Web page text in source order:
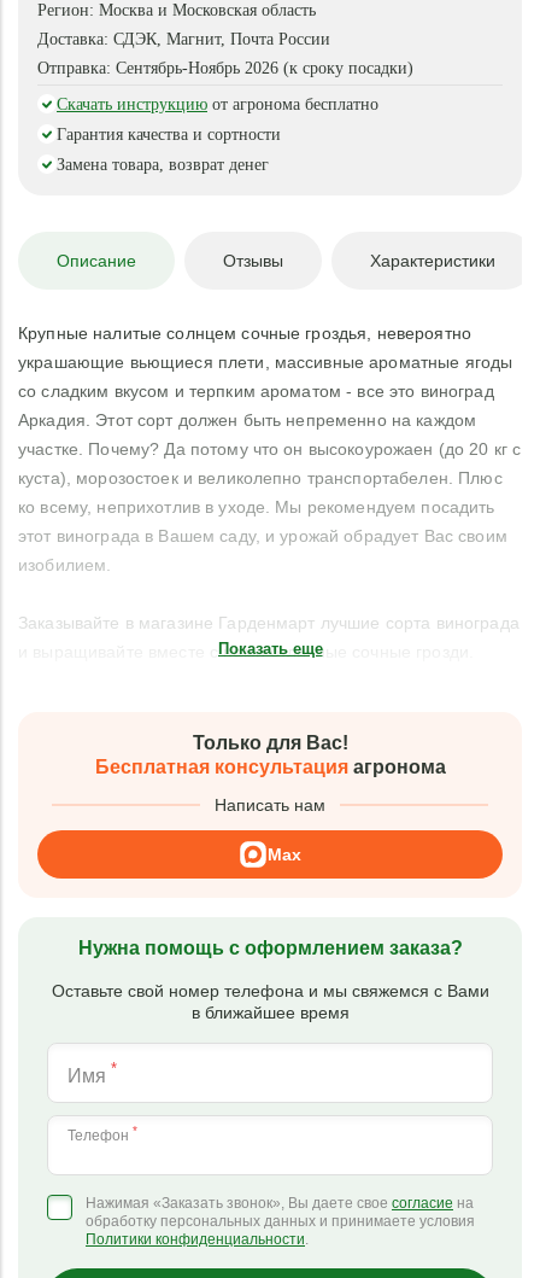
Регион: Москва и Московская область
Доставка: СДЭК, Магнит, Почта России
Отправка: Сентябрь-Ноябрь 2026 (к сроку посадки)
Скачать инструкцию от агронома бесплатно
Гарантия качества и сортности
Замена товара, возврат денег
Описание Отзывы Характеристики
Крупные налитые солнцем сочные гроздья, невероятно
украшающие вьющиеся плети, массивные ароматные ягоды
со сладким вкусом и терпким ароматом - все это виноград
Аркадия. Этот сорт должен быть непременно на каждом
участке. Почему? Да потому что он высокоурожаен (до 20 кг с
куста), морозостоек и великолепно транспортабелен. Плюс
ко всему, неприхотлив в уходе. Мы рекомендуем посадить
этот винограда в Вашем саду, и урожай обрадует Вас своим
изобилием.
Заказывайте в магазине Гарденмарт лучшие сорта винограда
и выращивайте вместе с нами отличные сочные грозди.
Показать еще
Только для Вас!
Бесплатная консультацияагронома
Написать нам
Max
Нужна помощь с оформлением заказа?
Оставьте свой номер телефона и мы свяжемся с Вами
в ближайшее время
Имя *
Телефон *
Нажимая «Заказать звонок», Вы даете свое согласие на
обработку персональных данных и принимаете условия
Политики конфиденциальности.